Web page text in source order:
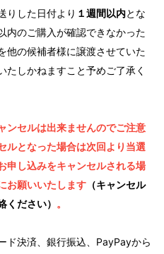
りした日付より １週間以内とな
内のご購入が確認できなかった
他の候補者様に譲渡させていた
たしかねますこと予めご了承く
ンセルは出来ませんのでご注意
ルとなった場合は次回より当選
申し込みをキャンセルされる場
お願いいたします （キャンセル
ください） 。
ド決済、銀行振込、PayPayから